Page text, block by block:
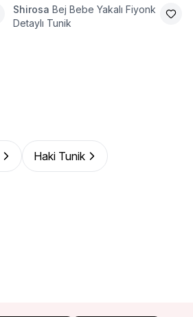
Shirosa Bej Bebe Yakalı Fiyonk
Detaylı Tunik
Haki Tunik